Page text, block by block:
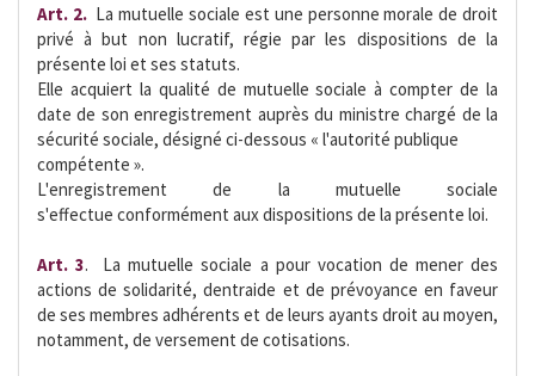
Art. 2.  La mutuelle sociale est une personne morale de droit
privé à but non lucratif, régie par les dispositions de la
présente loi et ses statuts.
Elle acquiert la qualité de mutuelle sociale à compter de la
date de son enregistrement auprès du ministre chargé de la
sécurité sociale, désigné ci-dessous « l'autorité publique
compétente ».
L'enregistrement de la mutuelle sociale
s'effectue conformément aux dispositions de la présente loi.
Art. 3.  La mutuelle sociale a pour vocation de mener des
actions de solidarité, dentraide et de prévoyance en faveur
de ses membres adhérents et de leurs ayants droit au moyen,
notamment, de versement de cotisations.